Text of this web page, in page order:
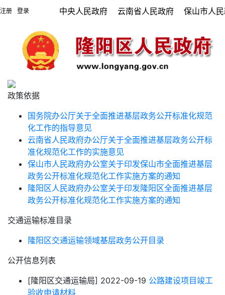
注册 登录 中央人民政府 云南省人民政府 保山市人
政策依据
国务院办公厅关于全面推进基层政务公开标准化规范
化工作的指导意见
云南省人民政府办公厅关于全面推进基层政务公开标
准化规范化工作的实施意见
保山市人民政府办公室关于印发保山市全面推进基层
政务公开标准化规范化工作实施方案的通知
隆阳区人民政府办公室关于印发隆阳区全面推进基层
政务公开标准化规范化工作实施方案的通知
交通运输标准目录
隆阳区交通运输领域基层政务公开目录
公开信息列表
[隆阳区交通运输局] 2022-09-19 公路建设项目竣工
验收申请材料